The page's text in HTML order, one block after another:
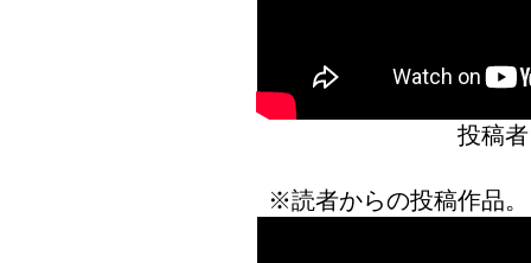
投稿
※読者からの投稿作品